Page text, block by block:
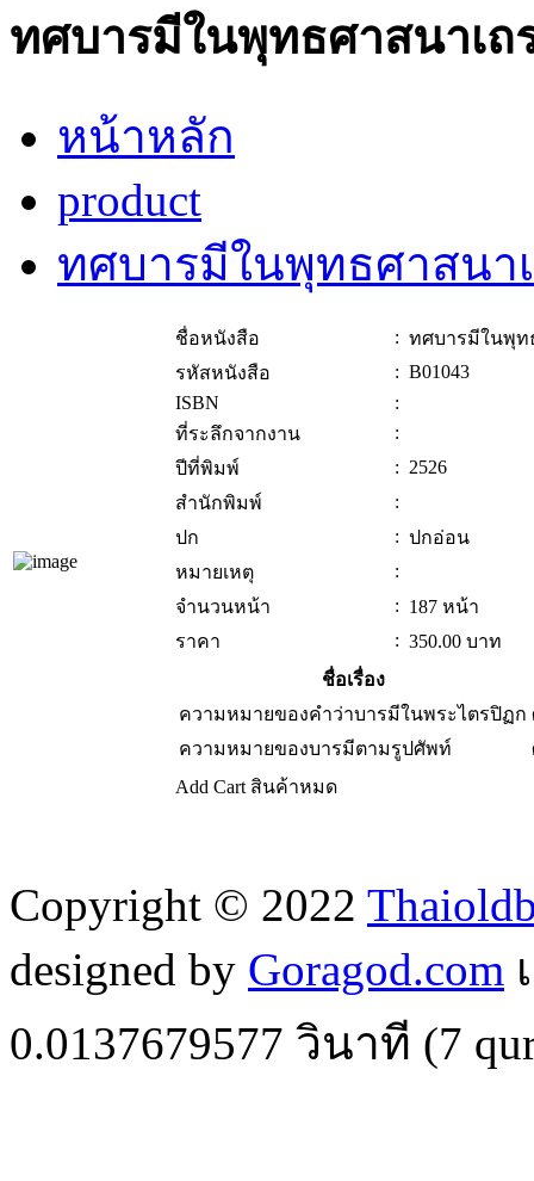
ทศบารมีในพุทธศาสนาเถ
หน้าหลัก
product
ทศบารมีในพุทธศาสนา
ชื่อหนังสือ : ทศบารมีในพุท
รหัสหนังสือ
: B01043
ISBN
:
ที่ระลึกจากงาน
:
ปีที่พิมพ์
: 2526
สำนักพิมพ์
:
ปก
: ปกอ่อน
หมายเหตุ
:
จำนวนหน้า
: 187 หน้า
ราคา
: 350.00 บาท
ชื่อเรื่อง
ความหมายของคำว่าบารมีในพระไตรปิฏก
ความหมายของบารมีตามรูปศัพท์
Add Cart สินค้าหมด
Copyright © 2022
designed by Goragod.com
0.0137679577 วินาที (7